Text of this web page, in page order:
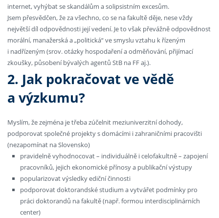
internet, vyhýbat se skandálům a solipsistním excesům.
Jsem přesvědčen, že za všechno, co se na fakultě děje, nese vždy
největší díl odpovědnosti její vedení. Je to však převážně odpovědnost
morální, manažerská a „politická“ ve smyslu vztahu k řízeným
i nadřízeným (srov. otázky hospodaření a odměňování, přijímací
zkoušky, působení bývalých agentů StB na FF aj.).
2. Jak pokračovat ve vědě
a výzkumu?
Myslím, že zejména je třeba zúčelnit meziuniverzitní dohody,
podporovat společné projekty s domácími i zahraničními pracovišti
(nezapomínat na Slovensko)
pravidelně vyhodnocovat – individuálně i celofakultně – zapojení
pracovníků, jejich ekonomické přínosy a publikační výstupy
popularizovat výsledky ediční činnosti
podporovat doktorandské studium a vytvářet podmínky pro
práci doktorandů na fakultě (např. formou interdisciplinárních
center)